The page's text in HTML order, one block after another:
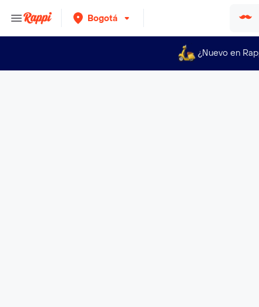
Bogotá
¿Nuevo en